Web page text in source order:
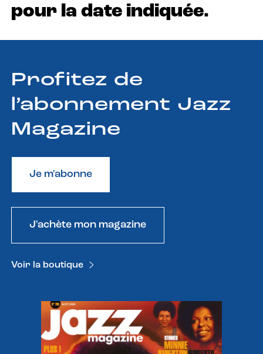
pour la date indiquée.
Profitez de
l’abonnement Jazz
Magazine
Je m'abonne
J'achète mon magazine
Voir la boutique